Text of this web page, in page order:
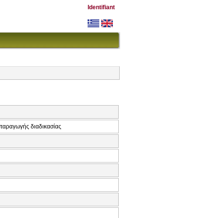
Identifiant
διαδικασίας